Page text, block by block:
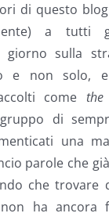
di questo
a tutti
giorno sulla
e non solo,
come
di
una
parole che
che trovare
ha ancora